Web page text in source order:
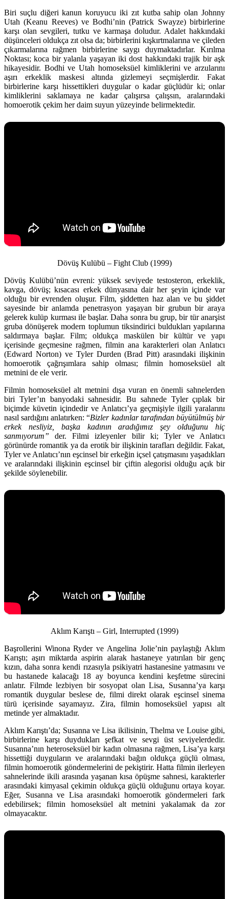
Biri suçlu diğeri kanun koruyucu iki zıt kutba sahip olan Johnny
Utah (Keanu Reeves) ve Bodhi’nin (Patrick Swayze) birbirlerine
karşı olan sevgileri, tutku ve karmaşa doludur. Adalet hakkındaki
düşünceleri oldukça zıt olsa da; birbirlerini kışkırtmalarına ve çileden
çıkarmalarına rağmen birbirlerine saygı duymaktadırlar. Kırılma
Noktası; koca bir yalanla yaşayan iki dost hakkındaki trajik bir aşk
hikayesidir. Bodhi ve Utah homoseksüel kimliklerini ve arzularını
aşırı erkeklik maskesi altında gizlemeyi seçmişlerdir. Fakat
birbirlerine karşı hissettikleri duygular o kadar güçlüdür ki; onlar
kimliklerini saklamaya ne kadar çalışırsa çalışsın, aralarındaki
homoerotik çekim her daim suyun yüzeyinde belirmektedir.
Dövüş Kulübü – Fight Club (1999)
Dövüş Kulübü’nün evreni: yüksek seviyede testosteron, erkeklik,
kavga, dövüş; kısacası erkek dünyasına dair her şeyin içinde var
olduğu bir evrenden oluşur. Film, şiddetten haz alan ve bu şiddet
sayesinde bir anlamda penetrasyon yaşayan bir grubun bir araya
gelerek kulüp kurması ile başlar. Daha sonra bu grup, bir tür anarşist
gruba dönüşerek modern toplumun tiksindirici buldukları yapılarına
saldırmaya başlar. Film; oldukça maskülen bir kültür ve yapı
içerisinde geçmesine rağmen, filmin ana karakterleri olan Anlatıcı
(Edward Norton) ve Tyler Durden (Brad Pitt) arasındaki ilişkinin
homoerotik çağrışımlara sahip olması; filmin homoseksüel alt
metnini de ele verir.
Filmin homoseksüel alt metnini dışa vuran en önemli sahnelerden
biri Tyler’ın banyodaki sahnesidir. Bu sahnede Tyler çıplak bir
biçimde küvetin içindedir ve Anlatıcı’ya geçmişiyle ilgili yaralarını
nasıl sardığını anlatırken: “Bizler kadınlar tarafından büyütülmüş bir
erkek nesliyiz, başka kadının aradığımız şey olduğunu hiç
sanmıyorum” der. Filmi izleyenler bilir ki; Tyler ve Anlatıcı
görünürde romantik ya da erotik bir ilişkinin tarafları değildir. Fakat,
Tyler ve Anlatıcı’nın eşcinsel bir erkeğin içsel çatışmasını yaşadıkları
ve aralarındaki ilişkinin eşcinsel bir çiftin alegorisi olduğu açık bir
şekilde söylenebilir.
Aklım Karıştı – Girl, Interrupted (1999)
Başrollerini Winona Ryder ve Angelina Jolie’nin paylaştığı Aklım
Karıştı; aşırı miktarda aspirin alarak hastaneye yatırılan bir genç
kızın, daha sonra kendi rızasıyla psikiyatri hastanesine yatmasını ve
bu hastanede kalacağı 18 ay boyunca kendini keşfetme sürecini
anlatır. Filmde lezbiyen bir sosyopat olan Lisa, Susanna’ya karşı
romantik duygular beslese de, filmi direkt olarak eşcinsel sinema
türü içerisinde sayamayız. Zira, filmin homoseksüel yapısı alt
metinde yer almaktadır.
Aklım Karıştı’da; Susanna ve Lisa ikilisinin, Thelma ve Louise gibi,
birbirlerine karşı duydukları şefkat ve sevgi üst seviyelerdedir.
Susanna’nın heteroseksüel bir kadın olmasına rağmen, Lisa’ya karşı
hissettiği duyguların ve aralarındaki bağın oldukça güçlü olması,
filmin homoerotik göndermelerini de pekiştirir. Hatta filmin ilerleyen
sahnelerinde ikili arasında yaşanan kısa öpüşme sahnesi, karakterler
arasındaki kimyasal çekimin oldukça güçlü olduğunu ortaya koyar.
Eğer, Susanna ve Lisa arasındaki homoerotik göndermeleri fark
edebilirsek; filmin homoseksüel alt metnini yakalamak da zor
olmayacaktır.